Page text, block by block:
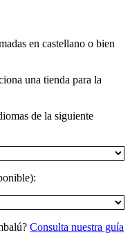
en castellano o bien
una tienda para la
de la siguiente
Consulta nuestra guía